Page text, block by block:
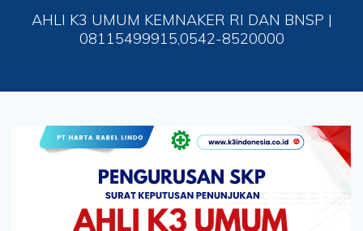
AHLI K3 UMUM KEMNAKER RI DAN BNSP |
08115499915,0542-8520000